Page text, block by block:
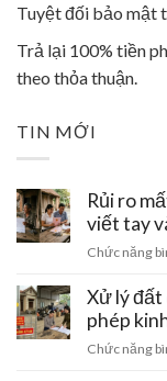
Tuyệt đối bảo mật
Trả lại 100% tiền
theo thỏa thuận.
TIN MỚI
Rủi ro
viết tay
Chức năng
Xử lý đất
phép
Chức năng